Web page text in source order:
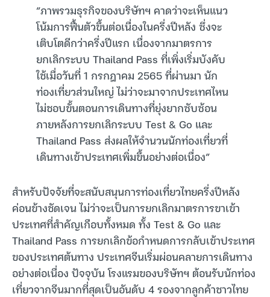
“ภาพรวมธุรกิจของบริษัทฯ คาดว่าจะเห็นแนว
โน้มการฟื้นตัวขึ้นต่อเนื่องในครึ่งปีหลัง ซึ่งจะ
เติบโตดีกว่าครึ่งปีแรก เนื่องจากมาตรการ
ยกเลิกระบบ Thailand Pass ที่เพิ่งเริ่มบังคับ
ใช้เมื่อวันที่ 1 กรกฎาคม 2565 ที่ผ่านมา นัก
ท่องเที่ยวส่วนใหญ่ ไม่ว่าจะมาจากประเทศไหน
ไม่ชอบขั้นตอนการเดินทางที่ยุ่งยากซับซ้อน
ภายหลังการยกเลิกระบบ Test & Go และ
Thailand Pass ส่งผลให้จำนวนนักท่องเที่ยวที่
เดินทางเข้าประเทศเพิ่มขึ้นอย่างต่อเนื่อง”
สำหรับปัจจัยที่จะสนับสนุนการท่องเที่ยวไทยครึ่งปีหลัง
ค่อนข้างชัดเจน ไม่ว่าจะเป็นการยกเลิกมาตรการขาเข้า
ประเทศที่สำคัญเกือบทั้งหมด ทั้ง Test & Go และ
Thailand Pass การยกเลิกข้อกำหนดการกลับเข้าประเทศ
ของประเทศต้นทาง ประเทศจีนเริ่มผ่อนคลายการเดินทาง
อย่างต่อเนื่อง ปัจจุบัน โรงแรมของบริษัทฯ ต้อนรับนักท่อง
เที่ยวจากจีนมากที่สุดเป็นอันดับ 4 รองจากลูกค้าชาวไทย